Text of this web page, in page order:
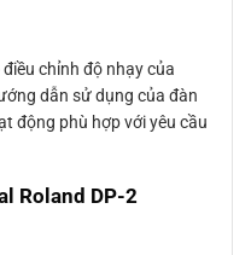
chỉnh độ nhạy của
dẫn sử dụng của đàn
động phù hợp với yêu cầu
Roland DP-2